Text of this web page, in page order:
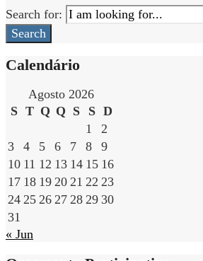
Search for:
Search
Calendário
Agosto 2026
S T Q Q S S D
1
2
3
4 5 6 7 8
9
10 11 12 13 14 15 16
17 18 19 20 21 22 23
24 25 26 27 28 29 30
31
« Jun